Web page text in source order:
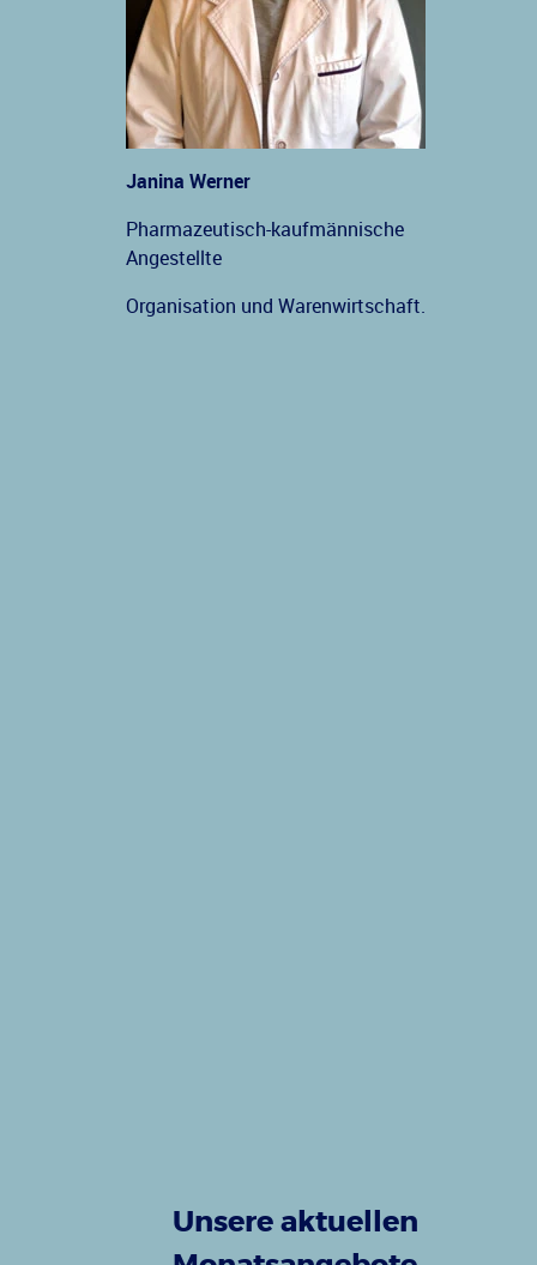
Janina Werner
Pharmazeutisch-kaufmännische
Angestellte
Organisation und Warenwirtschaft.
Unsere aktuellen